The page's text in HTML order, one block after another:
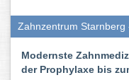
Zahnzentrum Starnberg
Modernste
der Prophylaxe bis